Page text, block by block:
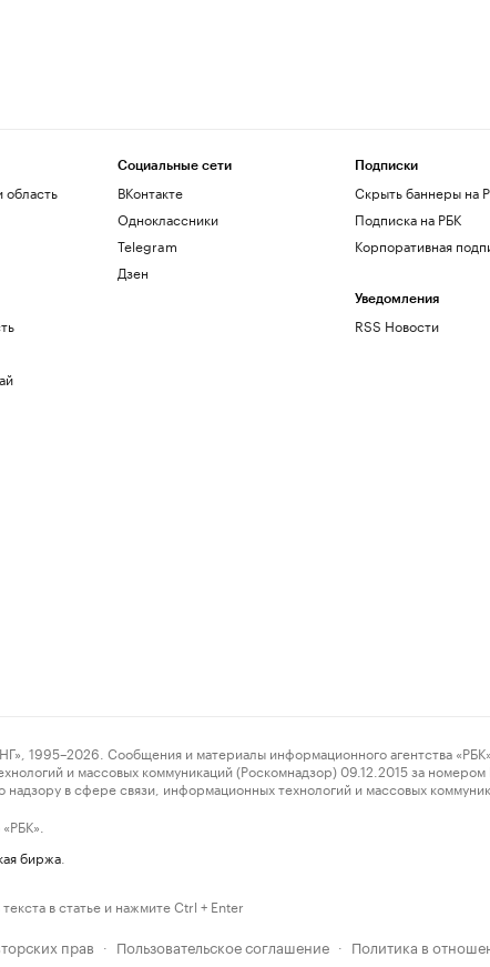
область
Социальные сети
ВКонтакте
Одноклассники
Telegram
Дзен
Подписки
Скрыть баннеры на
Подписка на РБК
Корпоративная
Уведомления
RSS Новости
Сообщения и материалы информационного агентства «РБК»
и массовых коммуникаций (Роскомнадзор) 09.12.2015 за
в сфере связи, информационных технологий и массовых
биржа
в статье и нажмите Ctrl + Enter
прав · Пользовательское соглашение · Политика в